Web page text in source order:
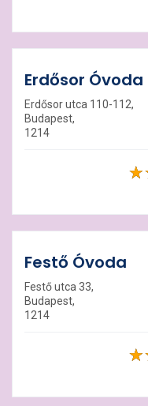
Erdősor Óvoda
Erdősor utca 110-112,
Budapest,
1214
Festő Óvoda
Festő utca 33,
Budapest,
1214